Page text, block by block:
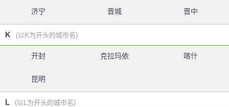
济宁 晋城 晋中
K (以K为开头的城市名)
开封 克拉玛依 喀什
昆明
L (以L为开头的城市名)